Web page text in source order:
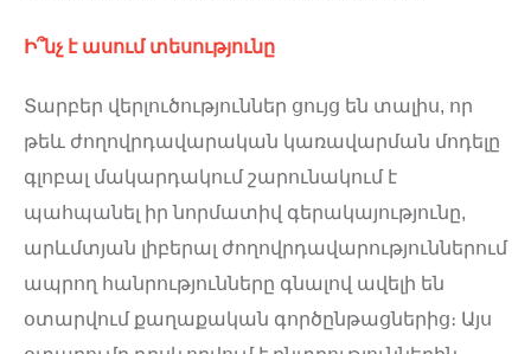
Ի՞նչ է ասում տեսությունը
Տարբեր վերլուծություններ ցույց են տալիս, որ
թեև ժողովրդավարական կառավարման մոդելը
գլոբալ մակարդակում շարունակում է
պահպանել իր նորմատիվ գերակայությունը,
արևմտյան լիբերալ ժողովրդավարություններում
ապրող հանրությունները գնալով ավելի են
օտարվում քաղաքական գործընթացներից։ Այս